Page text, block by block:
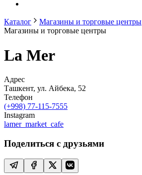
Каталог Магазины и торговые центры
Магазины и торговые центры
La Mer
Адрес
Ташкент, ул. Айбека, 52
Телефон
(+998) 77-115-7555
Instagram
lamer_market_cafe
Поделиться с друзьями